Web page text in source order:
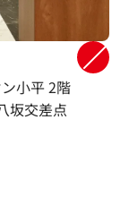
小平 2階
坂交差点